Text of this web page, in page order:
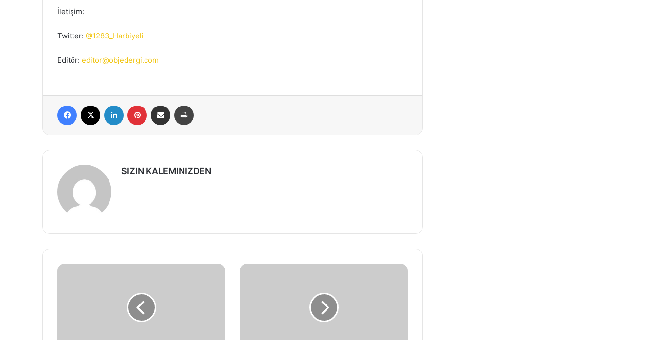
İletişim:
Twitter: @1283_Harbiyeli
Editör: editor@objedergi.com
Facebook LinkedIn Pinterest E-Posta ile paylaş
SIZIN KALEMINIZDEN
DÜNYA
Hayatla